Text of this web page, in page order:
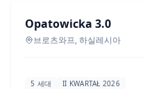
신규 분양
Opatowicka 3.0
브로츠와프, 하실레시아
5 세대 II KWARTAŁ 2026